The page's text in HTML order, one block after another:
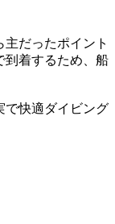
だったポイント
到着するため、船
で快適ダイビング